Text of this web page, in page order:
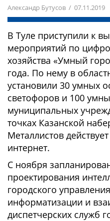
Александр Бутусов / 07.11.2019
В Туле приступили к
мероприятий по
хозяйства «Умный
года. По нему в
установили 30 умных
светофоров и 100
муниципальных
точках Казанской
Металлистов
интернет.
С ноября
проектирования
городского
информатизации и
диспетчерских служб